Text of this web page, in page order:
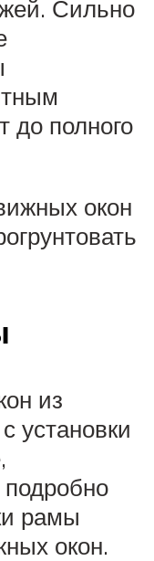
Сильно
до полного
окон
из
установки
рамы
окон.